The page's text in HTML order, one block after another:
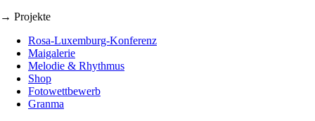
→ Projekte
Rosa-Luxemburg-Konferenz
Maigalerie
Melodie & Rhythmus
Shop
Fotowettbewerb
Granma